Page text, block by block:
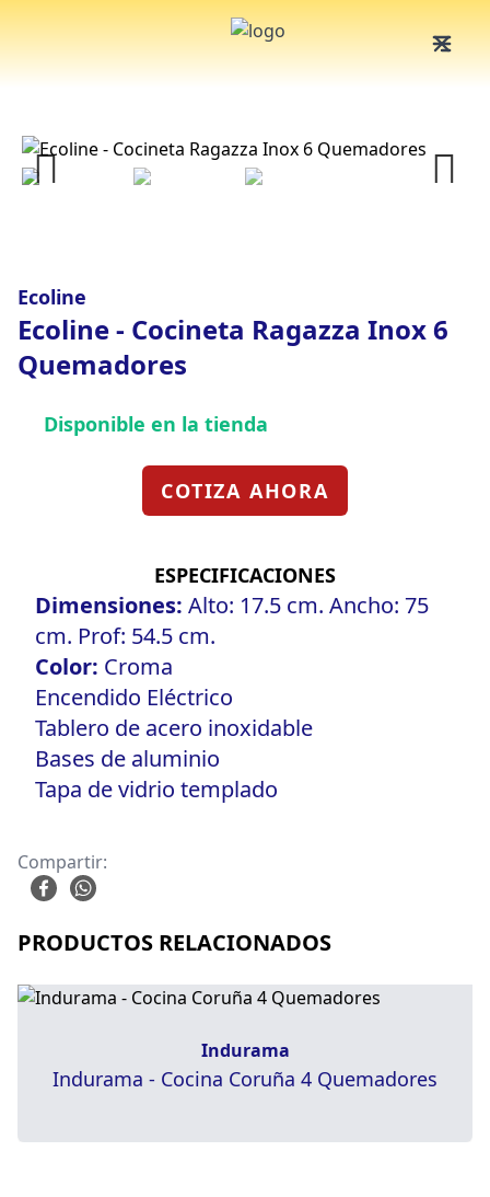
Ecoline
Ecoline - Cocineta Ragazza Inox 6
Quemadores
Disponible en la tienda
COTIZA AHORA
ESPECIFICACIONES
Dimensiones: Alto: 17.5 cm. Ancho: 75
cm. Prof: 54.5 cm.
Color: Croma
Encendido Eléctrico
Tablero de acero inoxidable
Bases de aluminio
Tapa de vidrio templado
Compartir:
PRODUCTOS RELACIONADOS
Indurama
Indurama - Cocina Coruña 4 Quemadores